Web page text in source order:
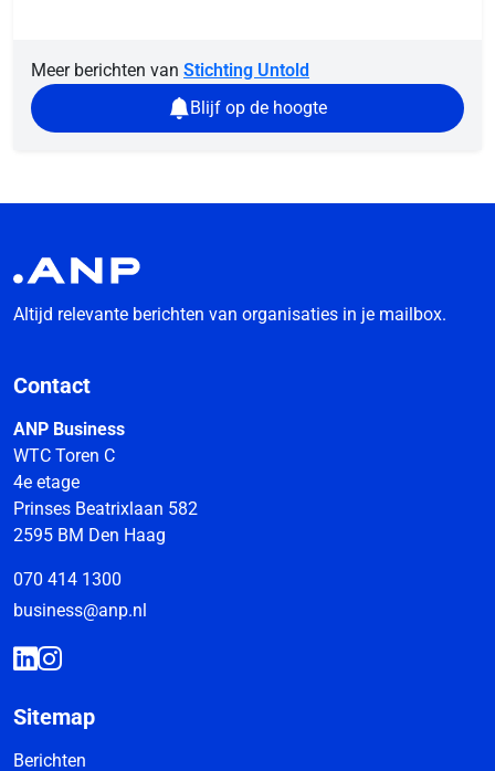
Meer berichten van Stichting Untold
Blijf op de hoogte
Altijd relevante berichten van organisaties in je mailbox.
Contact
ANP Business
WTC Toren C
4e etage
Prinses Beatrixlaan 582
2595 BM Den Haag
070 414 1300
business@anp.nl
Sitemap
Berichten